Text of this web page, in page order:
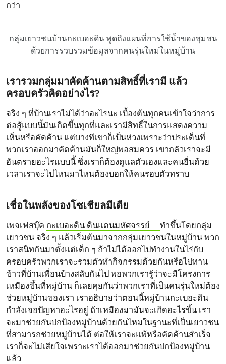
กว่า
กลุ่มเยาวชนบ้านกะเบอะดิน พูดถึงแผนที่การใช้น้ำของชุมชน
ด้วยการรวบรวมข้อมูลจากคนรุ่นใหม่ในหมู่บ้าน
เรารวมกลุ่มมาคัดค้านตามสิทธิ์ที่เรามี แล้ว
ครอบครัวคิดอย่างไร?
จริง ๆ ที่บ้านเราไม่ได้ว่าอะไรนะ เบื้องต้นทุกคนเข้าใจว่าการ
ต่อสู้แบบนี้มันเกิดขึ้นทุกที่และเรามีสิทธิ์ในการแสดงความ
เห็นหรือคัดค้าน แต่บางทีเขาก็เป็นห่วงเพราะว่าประเด็นที่
พวกเราออกมาคัดค้านมันก็ใหญ่พอสมควร เขากลัวเราจะมี
อันตรายอะไรแบบนี้ ซึ่งเราก็ต้องดูแลตัวเองและคนอื่นด้วย
เวลาเราจะไปไหนมาไหนต้องบอกให้คนรอบตัวทราบ
เชื่อในพลังของโซเชียลมีเดีย
เพจเฟสบุ๊ค กะเบอะดิน ดินแดนมหัศจรรย์
ทำขึ้นโดยกลุ่ม
เยาวชน จริง ๆ แล้วเริ่มต้นมาจากกลุ่มเยาวชนในหมู่บ้าน พวก
เราสนิทกันมาตั้งแต่เด็ก ๆ ถ้าไม่ได้ออกไปทำงานในไร่กับ
ครอบครัวพวกเราจะรวมตัวทำกิจกรรมด้วยกันหรือไปทาน
ข้าวที่บ้านเพื่อนบ้างสลับกันไป พอพวกเรารู้ว่าจะมีโครงการ
เหมืองขึ้นที่หมู่บ้าน ก็เลยคุยกันว่าพวกเราที่เป็นคนรุ่นใหม่ต้อง
ช่วยหมู่บ้านของเรา เราอธิบายว่าตอนนี้หมู่บ้านกะเบอะดิน
กำลังเจอปัญหาอะไรอยู่ ถ้าเหมืองมามันจะเกิดอะไรขึ้น เรา
จะมาช่วยกันปกป้องหมู่บ้านด้วยกันไหมในฐานะที่เป็นเยาวชน
ที่สามารถช่วยหมู่บ้านได้ ต่อให้เราจะแพ้หรือคัดค้านสำเร็จ
เราก็จะไม่เสียใจเพราะเราได้ออกมาช่วยกันปกป้องหมู่บ้าน
แล้ว